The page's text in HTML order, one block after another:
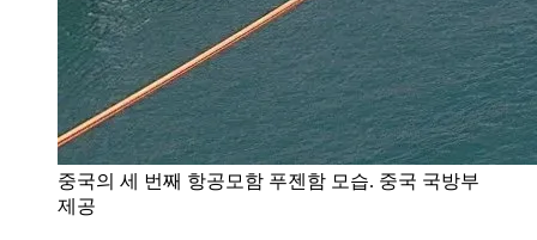
중국의 세 번째 항공모함 푸젠함 모습. 중국 국방부
제공